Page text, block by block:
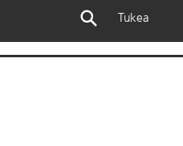
Tukea